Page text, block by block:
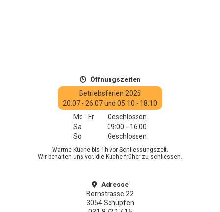

Öffnungszeiten
Betriebsferien 2026
20.07 - 26.07 und 05.10 - 18.10
Mo - Fr
Geschlossen
Sa
09:00 - 16:00
So
Geschlossen
Warme Küche bis 1h vor Schliessungszeit.
Wir behalten uns vor, die Küche früher zu schliessen.

Adresse
Bernstrasse 22
3054 Schüpfen